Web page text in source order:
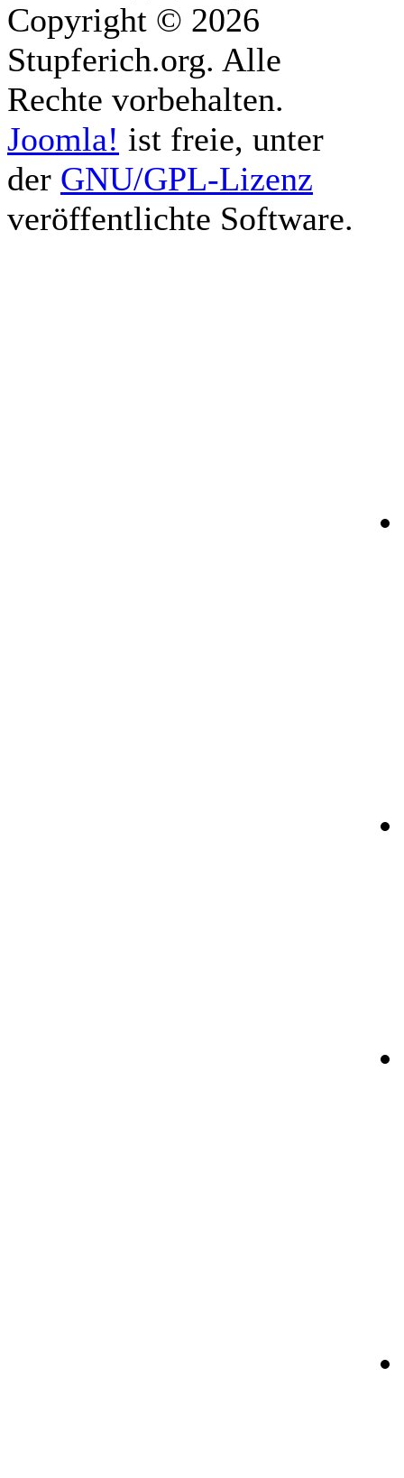
Copyright © 2026
Stupferich.org. Alle
Rechte vorbehalten.
Joomla! ist freie, unter
der GNU/GPL-Lizenz
veröffentlichte Software.